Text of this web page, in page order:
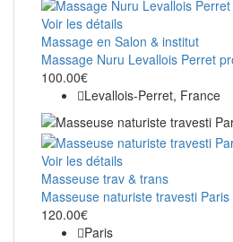
Voir les détails
Massage en Salon & institut
Massage Nuru Levallois Perret
100.00€
Levallois-Perret, France
Voir les détails
Masseuse trav & trans
Masseuse naturiste travesti Paris
120.00€
Paris